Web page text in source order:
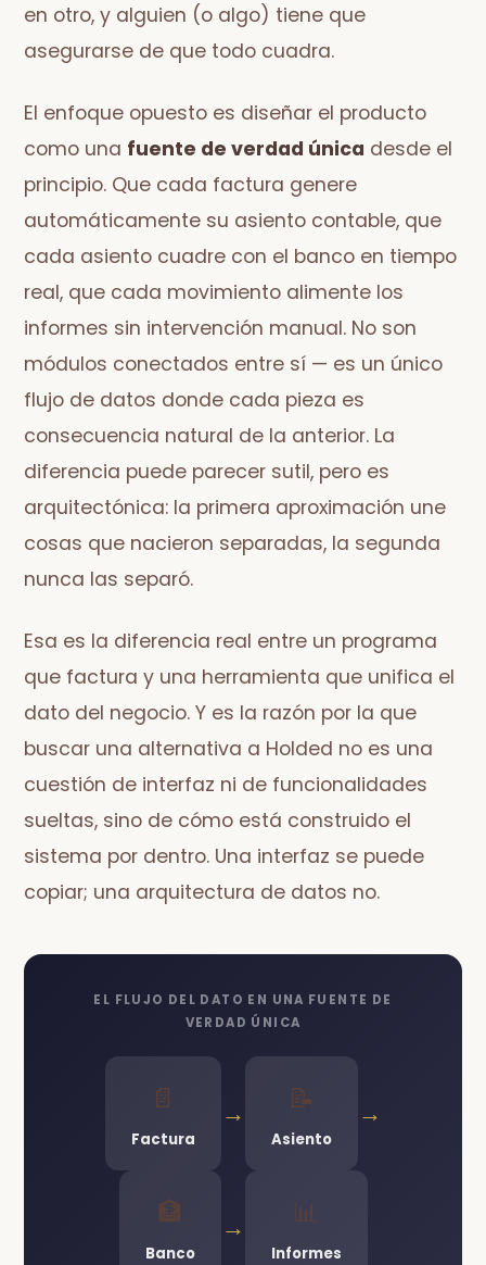
en otro, y alguien (o algo) tiene que
asegurarse de que todo cuadra.
El enfoque opuesto es diseñar el producto
como una fuente de verdad única desde el
principio. Que cada factura genere
automáticamente su asiento contable, que
cada asiento cuadre con el banco en tiempo
real, que cada movimiento alimente los
informes sin intervención manual. No son
módulos conectados entre sí — es un único
flujo de datos donde cada pieza es
consecuencia natural de la anterior. La
diferencia puede parecer sutil, pero es
arquitectónica: la primera aproximación une
cosas que nacieron separadas, la segunda
nunca las separó.
Esa es la diferencia real entre un programa
que factura y una herramienta que unifica el
dato del negocio. Y es la razón por la que
buscar una alternativa a Holded no es una
cuestión de interfaz ni de funcionalidades
sueltas, sino de cómo está construido el
sistema por dentro. Una interfaz se puede
copiar; una arquitectura de datos no.
EL FLUJO DEL DATO EN UNA FUENTE DE
VERDAD ÚNICA
📄
Factura
→ 📝
Asiento
→
🏦
Banco
→ 📊
Informes